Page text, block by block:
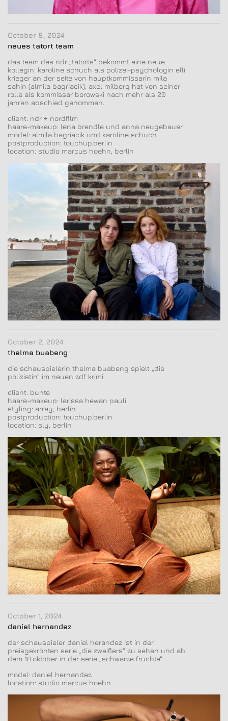
October 8, 2024
neues tatort team
das team des ndr „tatorts“ bekommt eine neue
kollegin: karoline schuch als polizei-psychologin elli
krieger an der seite von hauptkommissarin mila
sahin (almila bagriacik). axel milberg hat von seiner
rolle als kommissar borowski nach mehr als 20
jahren abschied genommen.
client: ndr + nordfilm
haare-makeup: lena brendle und anna neugebauer
model: almila bagriacik und karoline schuch
postproduction: touchup.berlin
location: studio marcus hoehn, berlin
October 2, 2024
thelma buabeng
die schauspielerin thelma buabeng spielt „die
polizistin“ im neuen zdf krimi.
client: bunte
haare-makeup: larissa hewan pauli
styling: arrey, berlin
postproduction: touchup.berlin
location: sly, berlin
October 1, 2024
daniel hernandez
der schauspieler daniel herandez ist in der
preisgekrönten serie „die zweiflers“ zu sehen und ab
dem 18.oktober in der serie „schwarze früchte“.
model: daniel hernandez
location: studio marcus hoehn